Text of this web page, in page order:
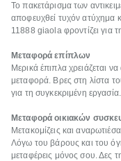
Το πακετάρισμα των
αποφευχθεί τυχόν ατύχημα
11888 giaola φροντίζει για
Μεταφορά επίπλων
Μερικά έπιπλα χρειάζεται
μεταφορά. Βρες στη λίστα
για τη συγκεκριμένη εργασία.
Μεταφορά οικιακών
Μετακομίζεις και
Λόγω του βάρους και του
μεταφέρεις μόνος σου. Δες